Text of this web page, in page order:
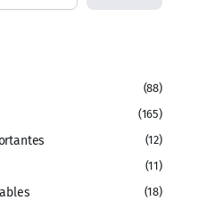
(88)
(165)
(12)
(11)
(18)